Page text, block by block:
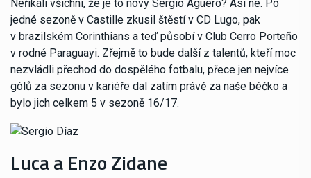
Neříkali všichni, že je to nový Sergio Agüero? Asi ne. Po
jedné sezoně v Castille zkusil štěstí v CD Lugo, pak
v brazilském Corinthians a teď působí v Club Cerro Porteño
v rodné Paraguayi. Zřejmě to bude další z talentů, kteří moc
nezvládli přechod do dospělého fotbalu, přece jen nejvíce
gólů za sezonu v kariéře dal zatím právě za naše béčko a
bylo jich celkem 5 v sezoně 16/17.
Luca a Enzo Zidane